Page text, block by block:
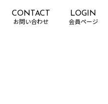
CONTACT LOGIN